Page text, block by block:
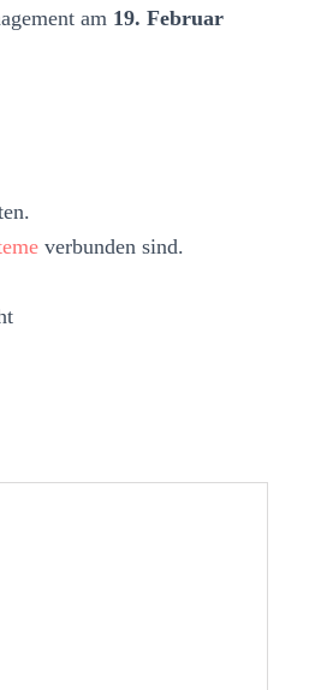
am 19. Februar
verbunden sind.